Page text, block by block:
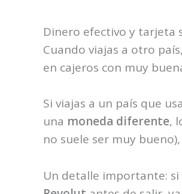
Dinero efectivo y tarjeta
Cuando viajas a otro
en cajeros con muy
Si viajas a un país que
una moneda diferente,
no suele ser muy
Un detalle importante: